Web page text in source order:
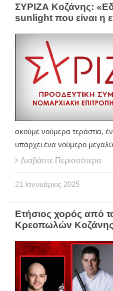
ΣΥΡΙΖΑ Κοζάνης:
sunlight που είναι η
ακούμε νούμερα τεράστια,
υπάρχει ένα νούμερο
Διαβάστε Περισσότερα
21 Ιανουάριος 2025
Ετήσιος χορός από
Κρεοπωλών Κοζάνης